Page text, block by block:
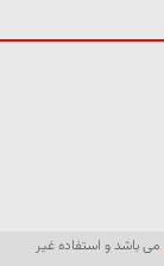
می باشد و استفاده غیر